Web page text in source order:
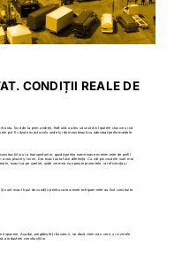
CONDIȚII REALE DE
asta. Încă de la prima ediție, RoBuild a ales să iasă din tiparele clasice și să
pot fi văzute exact acolo unde își demonstrează cu adevărat performanțele.
și a transporturilor, gazdă pentru numeroase evenimente de profil
ploaie și noroi. Dar exact asta face diferența. Cu cât provocările sunt mai
exact ca pe șantier, unde vremea nu oprește proiectele, iar eficiența și
sunt exact tipul de condiții pentru care aceste echipamente au fost construite.
Așadar, pregătește-ți bocancii, iar dacă vremea o cere, și cizmele
a industriei construcțiilor.